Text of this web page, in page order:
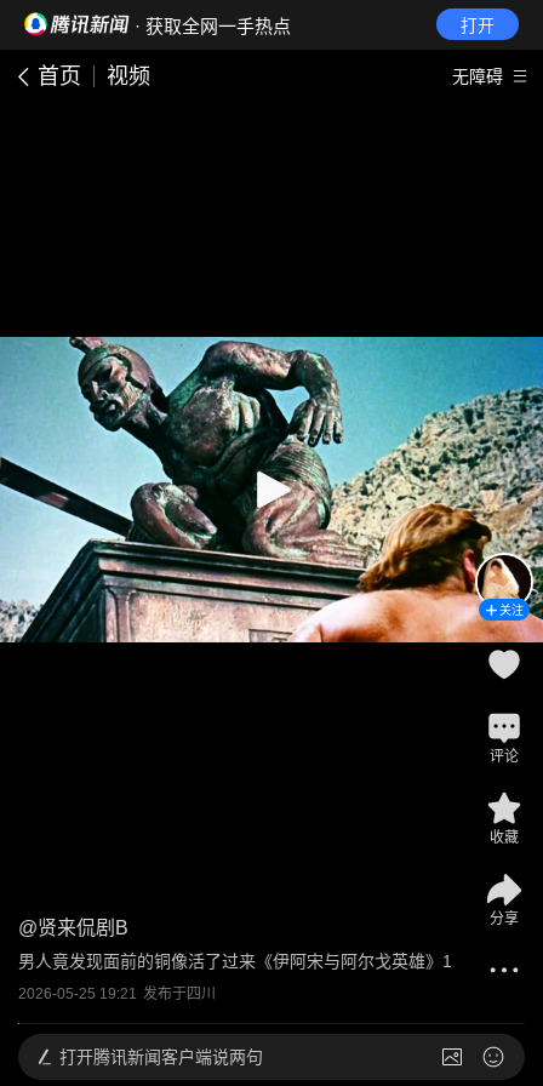
· 获取全网一手热点 打开
首页 视频 无障碍
@贤来侃剧B
男人竟发现面前的铜像活了过来《伊阿宋与阿尔戈英雄》1
2026-05-25 19:21 发布于四川
关注
评论
收藏
分享
打开腾讯新闻客户端说两句